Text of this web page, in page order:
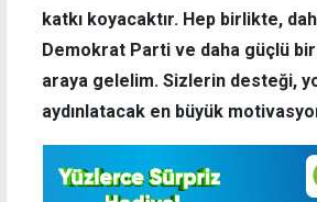
katkı koyacaktır. Hep birlikte,
Demokrat Parti ve daha güçlü
araya gelelim. Sizlerin desteği,
aydınlatacak en büyük